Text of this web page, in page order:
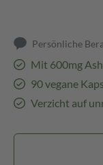
Persönliche
Mit 600mg
90 vegane
Verzicht auf